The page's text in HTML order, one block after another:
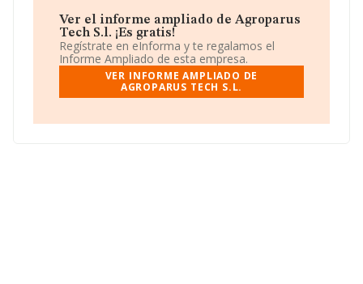
La compañíaAgroparus Tech S.L, con NIF
B24747529, se encuentra en Carretera Ribes núm. 13,
(08530), en el municipio de La Garriga, Barcelona,
Cataluña.
En base a la información de la que dispone INFORMA
sobre 13.853 compañías, en el ámbito nacional la
la media de facturación de ventas entre todas las
Ver el informe ampliado de Agroparus
Tech S.l. ¡Es gratis!
Regístrate en eInforma y te regalamos el
Informe Ampliado de esta empresa.
VER INFORME AMPLIADO DE
AGROPARUS TECH S.L.